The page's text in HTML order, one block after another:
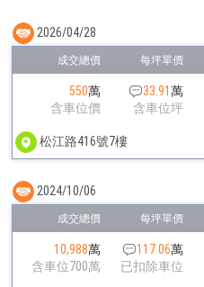
550萬
含車位價
33.91萬
含車位坪
松江路416號7樓
2026/04/28
10,988萬
含車位700萬
117.06萬
已扣除車位
2024/10/06